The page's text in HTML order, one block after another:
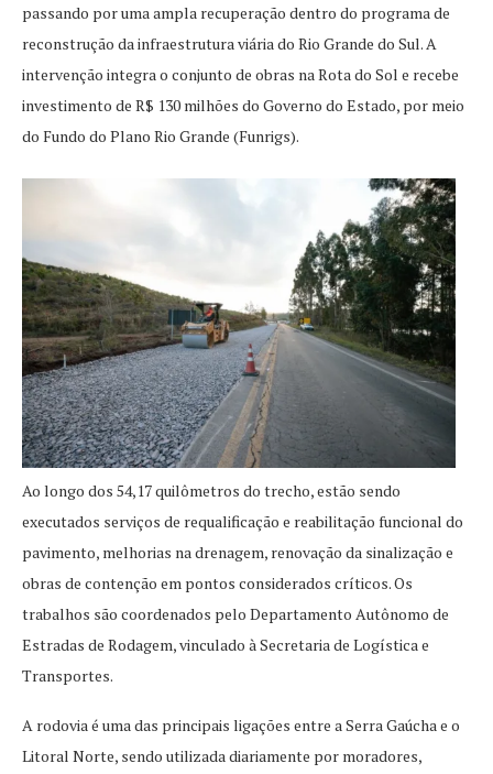
passando por uma ampla recuperação dentro do programa de
reconstrução da infraestrutura viária do Rio Grande do Sul. A
intervenção integra o conjunto de obras na Rota do Sol e recebe
investimento de R$ 130 milhões do Governo do Estado, por meio
do Fundo do Plano Rio Grande (Funrigs).
Ao longo dos 54,17 quilômetros do trecho, estão sendo
executados serviços de requalificação e reabilitação funcional do
pavimento, melhorias na drenagem, renovação da sinalização e
obras de contenção em pontos considerados críticos. Os
trabalhos são coordenados pelo Departamento Autônomo de
Estradas de Rodagem, vinculado à Secretaria de Logística e
Transportes.
A rodovia é uma das principais ligações entre a Serra Gaúcha e o
Litoral Norte, sendo utilizada diariamente por moradores,